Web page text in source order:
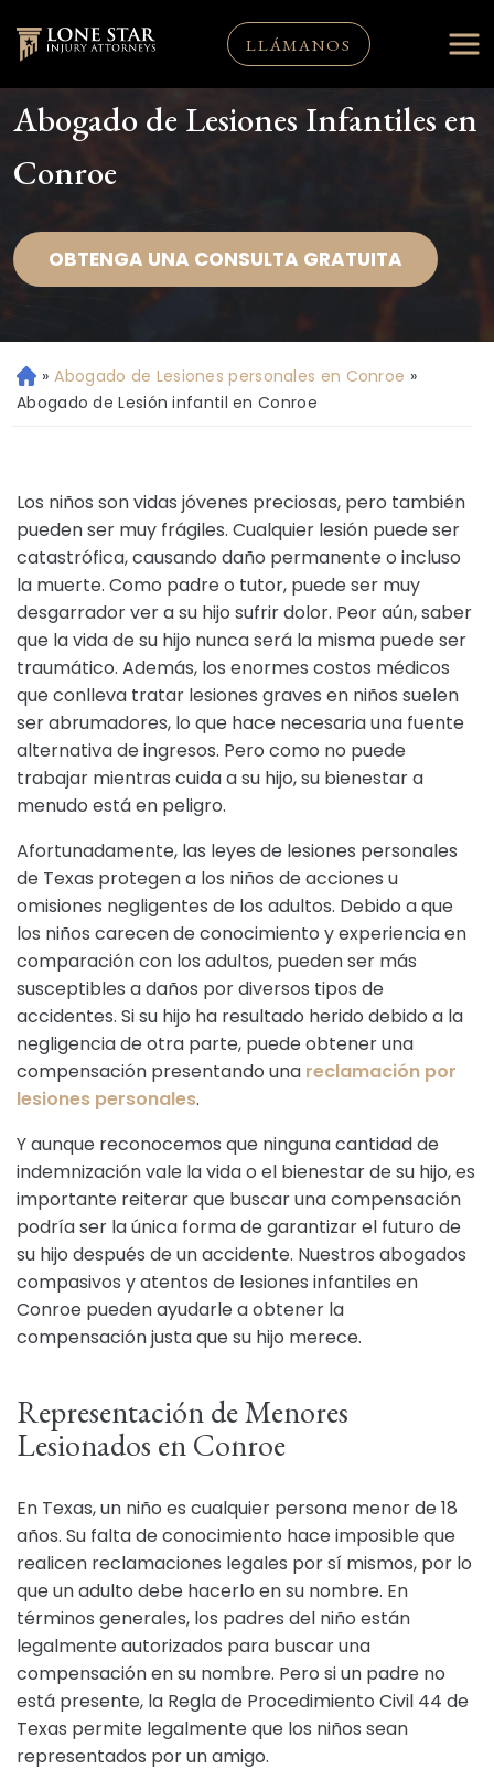
LLÁMANOS
Abogado de Lesiones Infantiles en
Conroe
OBTENGA UNA CONSULTA GRATUITA
Ini
ci
» Abogado de Lesiones personales en Conroe »
Abogado de Lesión infantil en Conroe
Los niños son vidas jóvenes preciosas, pero también
pueden ser muy frágiles. Cualquier lesión puede ser
catastrófica, causando daño permanente o incluso
la muerte. Como padre o tutor, puede ser muy
desgarrador ver a su hijo sufrir dolor. Peor aún, saber
que la vida de su hijo nunca será la misma puede ser
traumático. Además, los enormes costos médicos
que conlleva tratar lesiones graves en niños suelen
ser abrumadores, lo que hace necesaria una fuente
alternativa de ingresos. Pero como no puede
trabajar mientras cuida a su hijo, su bienestar a
menudo está en peligro.
Afortunadamente, las leyes de lesiones personales
de Texas protegen a los niños de acciones u
omisiones negligentes de los adultos. Debido a que
los niños carecen de conocimiento y experiencia en
comparación con los adultos, pueden ser más
susceptibles a daños por diversos tipos de
accidentes. Si su hijo ha resultado herido debido a la
negligencia de otra parte, puede obtener una
compensación presentando una reclamación por
lesiones personales.
Y aunque reconocemos que ninguna cantidad de
indemnización vale la vida o el bienestar de su hijo, es
importante reiterar que buscar una compensación
podría ser la única forma de garantizar el futuro de
su hijo después de un accidente. Nuestros abogados
compasivos y atentos de lesiones infantiles en
Conroe pueden ayudarle a obtener la
compensación justa que su hijo merece.
Representación de Menores
Lesionados en Conroe
En Texas, un niño es cualquier persona menor de 18
años. Su falta de conocimiento hace imposible que
realicen reclamaciones legales por sí mismos, por lo
que un adulto debe hacerlo en su nombre. En
términos generales, los padres del niño están
legalmente autorizados para buscar una
compensación en su nombre. Pero si un padre no
está presente, la Regla de Procedimiento Civil 44 de
Texas permite legalmente que los niños sean
representados por un amigo.